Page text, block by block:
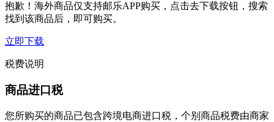
抱歉！海外商品仅支持邮乐APP购买，点击去下载按钮，搜索
找到该商品后，即可购买。
立即下载
税费说明
商品进口税
您所购买的商品已包含跨境电商进口税，个别商品税费由商家